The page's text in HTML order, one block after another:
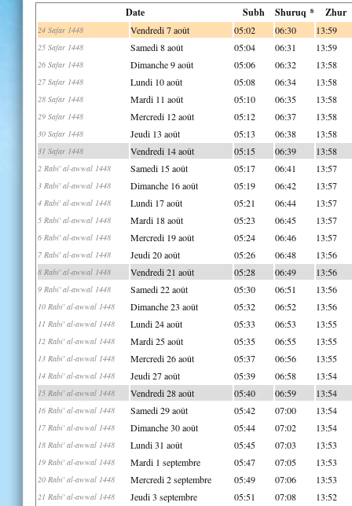
Date Subh Shuruq * Zhur
24 Safar 1448 Vendredi 7 août 05:02 06:30 13:59
25 Safar 1448 Samedi 8 août 05:04 06:31 13:59
26 Safar 1448 Dimanche 9 août 05:06 06:32 13:58
27 Safar 1448 Lundi 10 août 05:08 06:34 13:58
28 Safar 1448 Mardi 11 août 05:10 06:35 13:58
29 Safar 1448 Mercredi 12 août 05:12 06:37 13:58
30 Safar 1448 Jeudi 13 août 05:13 06:38 13:58
31 Safar 1448 Vendredi 14 août 05:15 06:39 13:58
2 Rabi' al-awwal 1448 Samedi 15 août 05:17 06:41 13:57
3 Rabi' al-awwal 1448 Dimanche 16 août 05:19 06:42 13:57
4 Rabi' al-awwal 1448 Lundi 17 août 05:21 06:44 13:57
5 Rabi' al-awwal 1448 Mardi 18 août 05:23 06:45 13:57
6 Rabi' al-awwal 1448 Mercredi 19 août 05:24 06:46 13:57
7 Rabi' al-awwal 1448 Jeudi 20 août 05:26 06:48 13:56
8 Rabi' al-awwal 1448 Vendredi 21 août 05:28 06:49 13:56
9 Rabi' al-awwal 1448 Samedi 22 août 05:30 06:51 13:56
10 Rabi' al-awwal 1448 Dimanche 23 août 05:32 06:52 13:56
11 Rabi' al-awwal 1448 Lundi 24 août 05:33 06:53 13:55
12 Rabi' al-awwal 1448 Mardi 25 août 05:35 06:55 13:55
13 Rabi' al-awwal 1448 Mercredi 26 août 05:37 06:56 13:55
14 Rabi' al-awwal 1448 Jeudi 27 août 05:39 06:58 13:54
15 Rabi' al-awwal 1448 Vendredi 28 août 05:40 06:59 13:54
16 Rabi' al-awwal 1448 Samedi 29 août 05:42 07:00 13:54
17 Rabi' al-awwal 1448 Dimanche 30 août 05:44 07:02 13:54
18 Rabi' al-awwal 1448 Lundi 31 août 05:45 07:03 13:53
19 Rabi' al-awwal 1448 Mardi 1 septembre 05:47 07:05 13:53
20 Rabi' al-awwal 1448 Mercredi 2 septembre 05:49 07:06 13:53
21 Rabi' al-awwal 1448 Jeudi 3 septembre 05:51 07:08 13:52